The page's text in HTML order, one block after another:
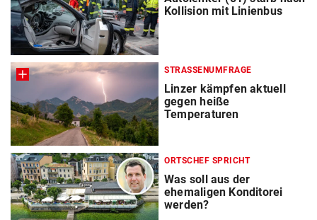
Kollision mit Linienbus
STRASSENUMFRAGE
Linzer kämpfen aktuell
gegen heiße
Temperaturen
ORTSCHEF SPRICHT
Was soll aus der
ehemaligen Konditorei
werden?